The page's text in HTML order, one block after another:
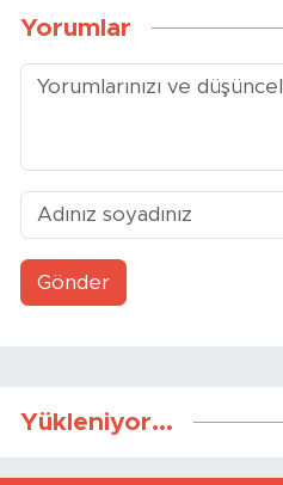
Yorumlar
Gönder
Yükleniyor...